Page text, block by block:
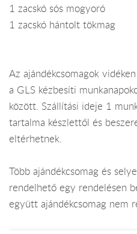
1 zacskó sós mogyoró
1 zacskó hántolt tökmag
Az ajándékcsomagok
a GLS kézbesíti
között. Szállítási ideje 1
tartalma készlettől és
eltérhetnek.
Több ajándékcsomag és
rendelhető egy rendelésen
együtt ajándékcsomag nem